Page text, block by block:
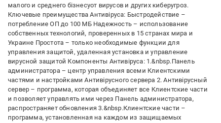
малого и среднего бізнесуот вирусов и других киберугроз.
Ключевые преимущества Антивіруса: Быстродействие –
потребление ОП до 100 МБ Надежность – использование
собственных технологий, проверенных в 15 странах мира и
Украине Простота – только необходимые функции для
управления защитой, удаленная установка и управление
вирусной защитой Компоненты Антивіруса: 1.&nbsp.Панель
администратора – центр управления всеми Клиентскими
частями и настройками Антивірусного сервера 2. Антивірусный
сервер – программа, которая объединяет все Клиентские части
и позволяет управлять ими через Панель администратора,
распространяет обновления 3.&nbsp.Клиентские части –
программа, установленная на каждом из защищаемых